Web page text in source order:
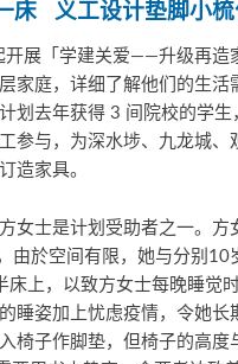
床 义工设计垫脚小
展「学建关爱——升级再造
家庭，详细了解他们的生活
划去年获得 3 间院校的学
参与，为深水埗、九龙城、
造家具。
女士是计划受助者之一。方
由於空间有限，她与分别10
床上，以致方女士每晚睡觉
睡姿加上忧虑疫情，令她长
椅子作脚垫，但椅子的高度